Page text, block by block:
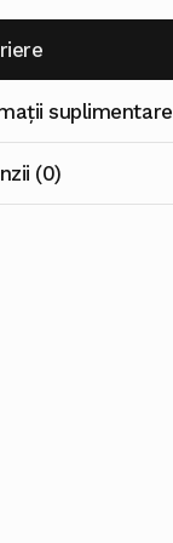
suplimentare
(0)